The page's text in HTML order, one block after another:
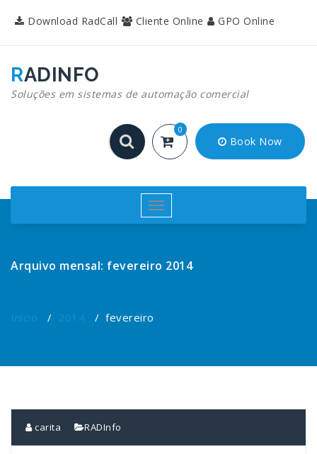
para Download RadCall Cliente Online GPO Online
RADINFO
Soluções em sistemas de automação comercial
0
Book Now
Alternar
navegação
Arquivo mensal: fevereiro 2014
Início / 2014 / fevereiro
carita RADInfo